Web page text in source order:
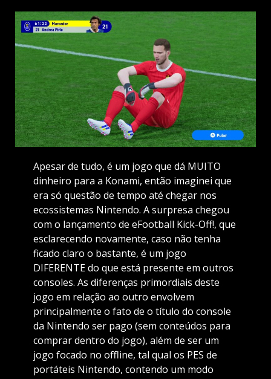
Apesar de tudo, é um jogo que dá MUITO
dinheiro para a Konami, então imaginei que
era só questão de tempo até chegar nos
ecossistemas Nintendo. A surpresa chegou
com o lançamento de eFootball Kick-Off!, que
esclarecendo novamente, caso não tenha
ficado claro o bastante, é um jogo
DIFERENTE do que está presente em outros
consoles. As diferenças primordiais deste
jogo em relação ao outro envolvem
principalmente o fato de o título do console
da Nintendo ser pago (sem conteúdos para
comprar dentro do jogo), além de ser um
jogo focado no offline, tal qual os PES de
portáteis Nintendo, contendo um modo